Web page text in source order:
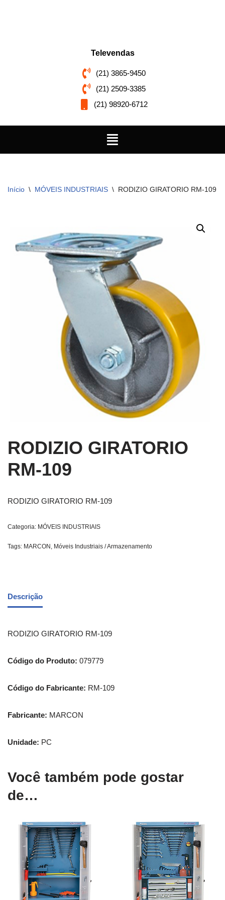
Televendas
(21) 3865-9450
(21) 2509-3385
(21) 98920-6712
Início \ MÓVEIS INDUSTRIAIS \ RODIZIO GIRATORIO RM-109
RODIZIO GIRATORIO
RM-109
RODIZIO GIRATORIO RM-109
Categoria: MÓVEIS INDUSTRIAIS
Tags: MARCON , Móveis Industriais / Armazenamento
Descrição
RODIZIO GIRATORIO RM-109
Código do Produto: 079779
Código do Fabricante: RM-109
Fabricante: MARCON
Unidade: PC
Você também pode gostar
de…